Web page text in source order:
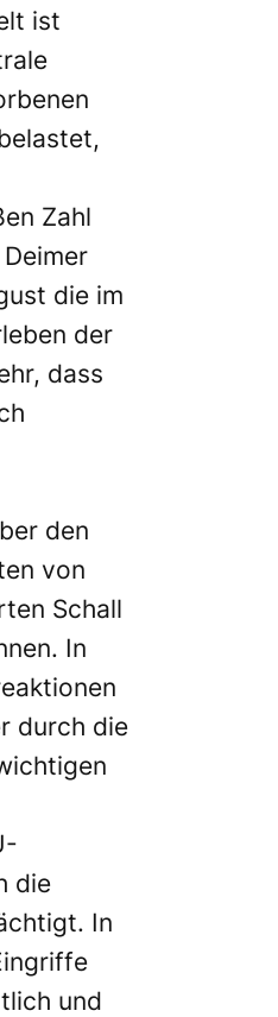
ist
Zahl
die im
der
dass
den
von
Schall
In
durch die
die
In
und